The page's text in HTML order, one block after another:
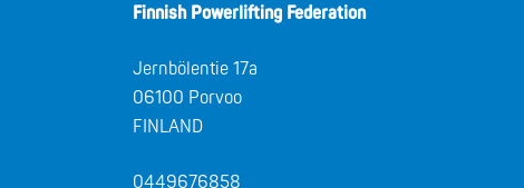
Finnish Powerlifting Federation
Jernbölentie 17a
06100 Porvoo
FINLAND
0449676858